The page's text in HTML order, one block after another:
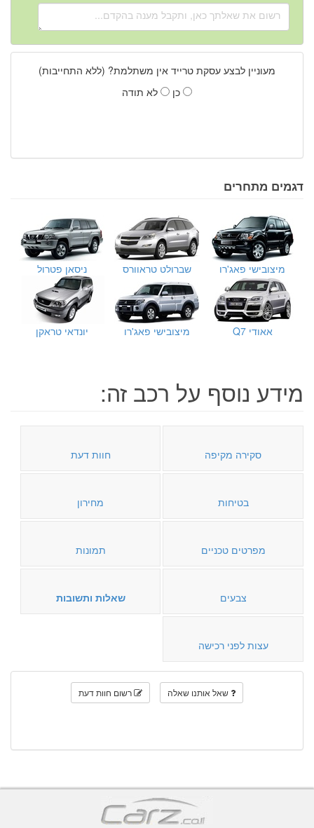
מעוניין לבצע עסקת טרייד אין משתלמת? (ללא התחייבות)
כן
לא תודה
דגמים מתחרים
מיצובישי פאג'רו שברולט טראוורס ניסאן פטרול
אאודי Q7 מיצובישי פאג'רו יונדאי טראקן
מידע נוסף על רכב זה:
סקירה מקיפה חוות דעת
בטיחות מחירון
מפרטים טכניים תמונות
צבעים שאלות ותשובות
עצות לפני רכישה
שאל אותנו שאלה רשום חוות דעת